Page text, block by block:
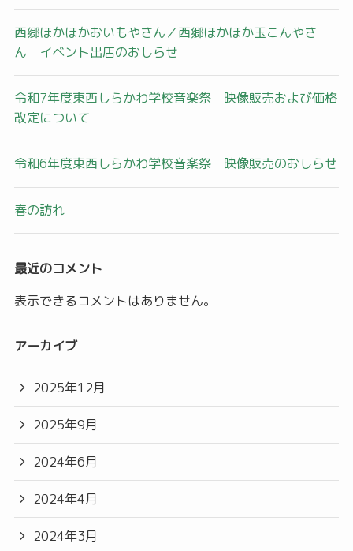
西郷ほかほかおいもやさん／西郷ほかほか玉こんやさ
ん イベント出店のおしらせ
令和7年度東西しらかわ学校音楽祭 映像販売および価格
改定について
令和6年度東西しらかわ学校音楽祭 映像販売のおしらせ
春の訪れ
最近のコメント
表示できるコメントはありません。
アーカイブ
2025年12月
2025年9月
2024年6月
2024年4月
2024年3月